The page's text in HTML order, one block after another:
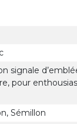
signale
pour
Sémillon